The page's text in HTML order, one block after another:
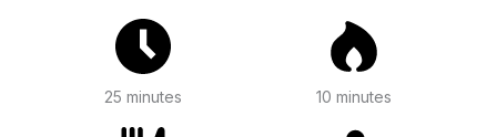
25 minutes 10 minutes